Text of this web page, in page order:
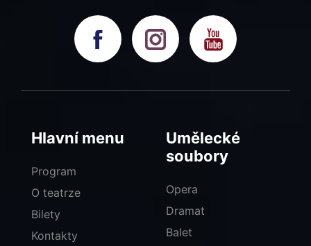
Hlavní menu
Program
O teatrze
Bilety
Kontakty
Umělecké
soubory
Opera
Dramat
Balet